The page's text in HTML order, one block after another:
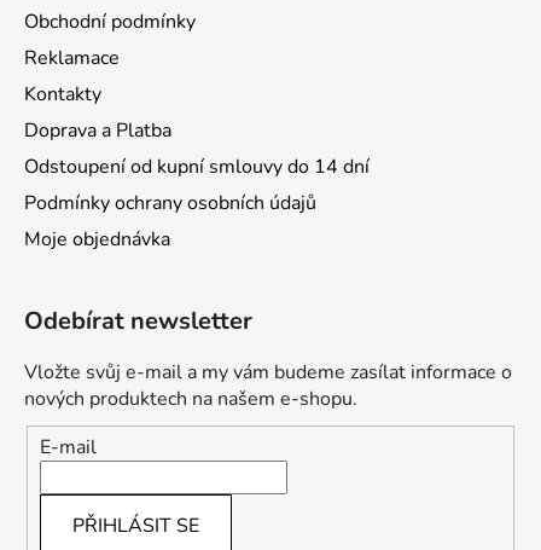
Obchodní podmínky
Reklamace
Kontakty
Doprava a Platba
Odstoupení od kupní smlouvy do 14 dní
Podmínky ochrany osobních údajů
Moje objednávka
Odebírat newsletter
Vložte svůj e-mail a my vám budeme zasílat informace o
nových produktech na našem e-shopu.
E-mail
PŘIHLÁSIT SE